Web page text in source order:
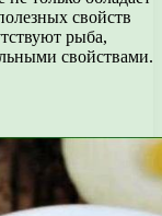
свойств
рыба,
свойствами.